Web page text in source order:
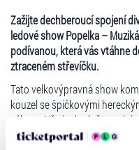
Zažijte dechberoucí spojení
ledové show Popelka –
podívanou, která vás vtáhne
ztraceném střevíčku.
Tato velkovýpravná show
kouzel se špičkovými
výkony. Vše je doplněno
texty písní a úžasnou vizuální